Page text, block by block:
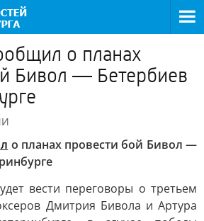
о планах
Бивол — Бетербиев
о планах провести бой Бивол —
вести переговоры о третьем
Дмитрия Бивола и Артура